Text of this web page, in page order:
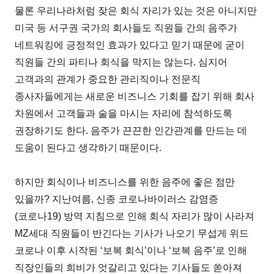
물론 우리나라처럼 잦은 회식 자리가 있는 것은 아니지만
미국 등 서구권 국가의 회사들도 직원들 간의 음주가
네트워킹에 긍정적인 효과가 있다고 믿기 때문에 굳이
직원들 간의 파티나 회식을 막지는 않는다. 심지어
고객과의 관계가 중요한 관리직이나 전문직
종사자들에게는 새로운 비즈니스 기회를 잡기 위해 회사
차원에서 고객들과 술을 마시는 자리에 참석하도록
권장하기도 한다. 음주가 끈끈한 인간관계를 만드는 데
도움이 된다고 생각하기 때문이다.
하지만 회식이나 비즈니스를 위한 음주에 좋은 점만
있을까? 지난여름, 신종 코로나바이러스 감염증
(코로나19) 방역 지침으로 인해 회식 자리가 많이 사라져
MZ세대 직원들이 반긴다는 기사가 나오기 무섭게 위드
코로나 이후 시작된 ‘보복 회식’이나 ‘보복 음주’로 인해
직장인들의 희비가 엇갈리고 있다는 기사들도 쏟아져